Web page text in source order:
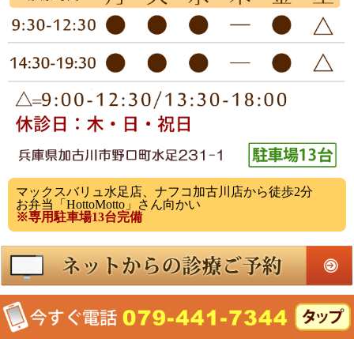
マックスバリュ水足店、ナフコ加古川店から徒歩2分
お弁当「HottoMotto」さん向かい
※専用駐車場13台完備